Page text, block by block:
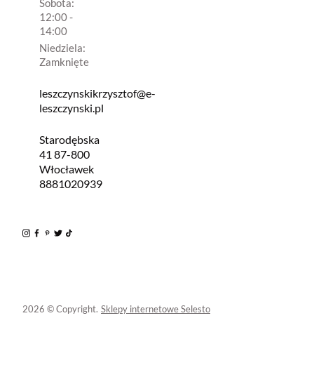
Sobota:
12:00 -
14:00
Niedziela:
Zamknięte
leszczynskikrzysztof@e-
leszczynski.pl
Starodębska
41 87-800
Włocławek
8881020939
2026 © Copyright. Sklepy internetowe Selesto